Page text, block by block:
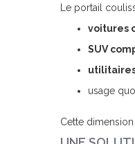
Le portail
voitures
SUV
usage
Cette